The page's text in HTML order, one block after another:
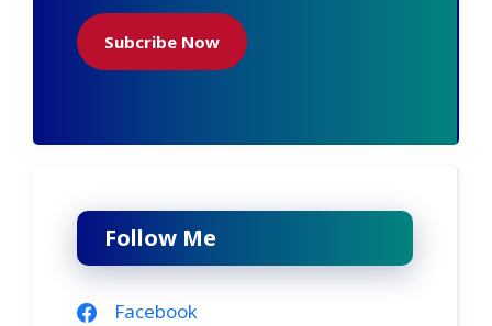
Subcribe Now
Follow Me
Facebook